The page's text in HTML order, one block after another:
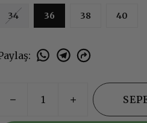
34 36 38 40
: